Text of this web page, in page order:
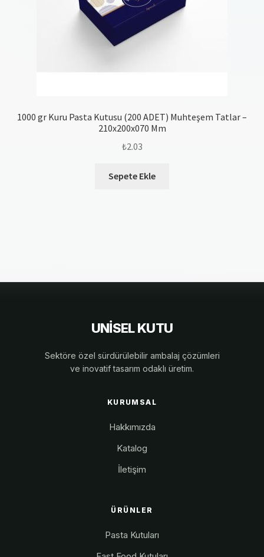
1000 gr Kuru Pasta Kutusu (200 ADET) Muhteşem Tatlar –
210x200x070 Mm
₺2.03
Sepete Ekle
UNİSEL KUTU
Sektöre özel sürdürülebilir ambalaj çözümleri
ve inovatif tasarım odaklı üretim.
KURUMSAL
Hakkımızda
Katalog
İletişim
ÜRÜNLER
Pasta Kutuları